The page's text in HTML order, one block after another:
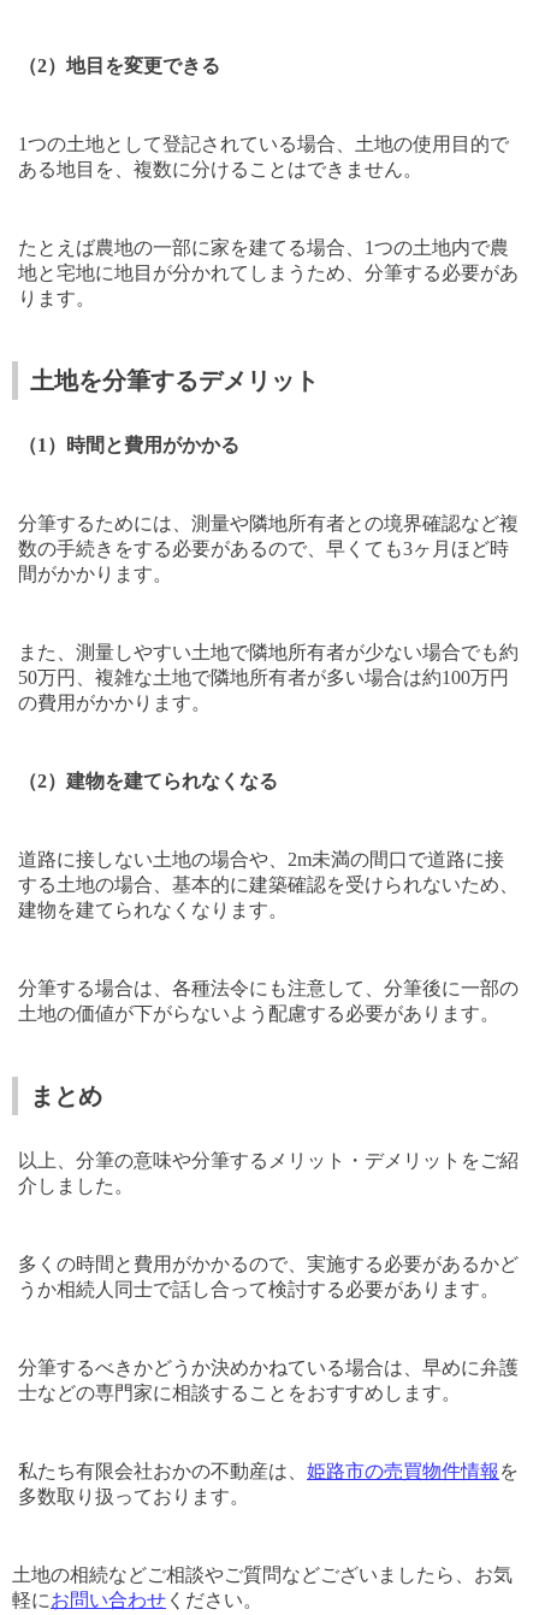
（2）地目を変更できる
1つの土地として登記されている場合、土地の使用目的で
ある地目を、複数に分けることはできません。
たとえば農地の一部に家を建てる場合、 1つの土地内で農
地と宅地に地目が分かれてしまうため、分筆する必要があ
ります。
土地を分筆するデメリット
（1 ）時間と費用がかかる
分筆するためには、測量や隣地所有者との境界確認など複
数の手続きをする必要があるので、早くても3ヶ月ほど時
間がかかります。
また、測量しやすい土地で隣地所有者が少ない場合でも約
50万円、複雑な土地で隣地所有者が多い場合は約100万円
の費用がかかります。
（2）建物を建てられなくなる
道路に接しない土地の場合や、 2m未満の間口で道路に接
する土地の場合、基本的に建築確認を受けられないため、
建物を建てられなくなります。
分筆する場合は、各種法令にも注意して、分筆後に一部の
土地の価値が下がらないよう配慮する必要があります。
まとめ
以上、 分筆の意味や分筆するメリット・デメリットをご紹
介しま した。
多くの時間と費用がかかるので、 実施する必要があるかど
うか相続人同士で話し合って検討する必要があります。
分筆するべきかどうか決めかねている場合は、早めに弁護
士などの専門家に相談することをおすすめします。
私たち有限会社おかの不動産は、 姫路市の売買物件情報 を
多数取り扱っております。
土地の相続などご相談やご質問などございましたら、お気
軽にお問い合わせ ください。